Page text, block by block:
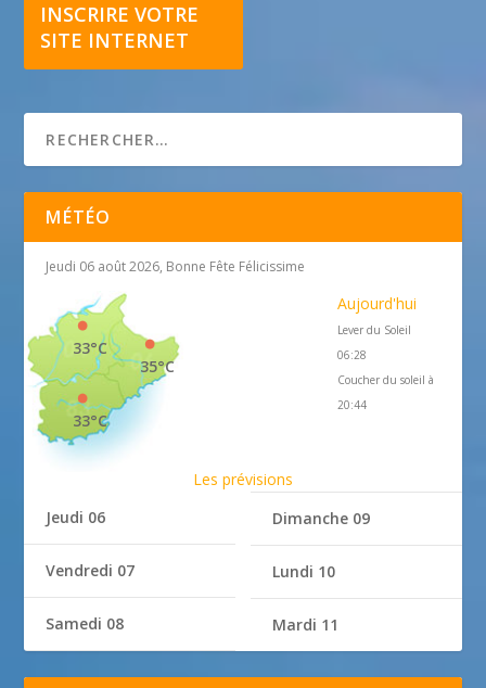
INSCRIRE VOTRE
SITE INTERNET
MÉTÉO
Jeudi 06 août 2026, Bonne Fête Félicissime
35°C
33°C
33°C
Aujourd'hui
Lever du Soleil
06:28
Coucher du soleil à
20:44
Les prévisions
Jeudi 06
Vendredi 07
Samedi 08
Dimanche 09
Lundi 10
Mardi 11